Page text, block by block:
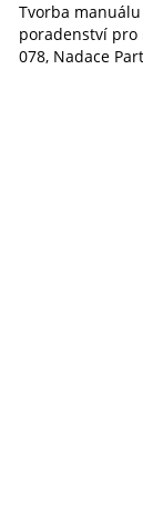
Tvorba
poradenství pro
078, Nadace